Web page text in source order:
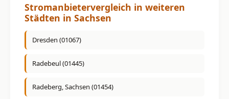
Stromanbietervergleich in weiteren
Städten in Sachsen
Dresden (01067)
Radebeul (01445)
Radeberg, Sachsen (01454)